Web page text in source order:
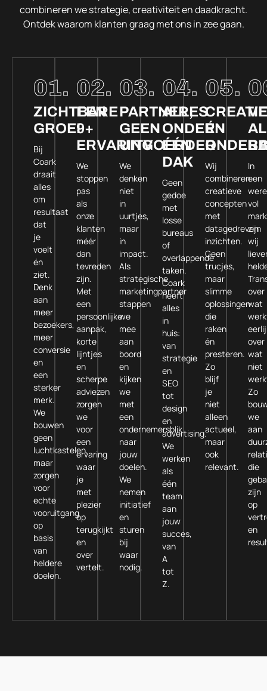
combineren we strategie, creativiteit en daadkracht.
Ontdek waarom klanten graag met ons in zee gaan.
01.
ZICHTBARE
GROEI
Bij
Coark
draait
alles
om
resultaat
dat
je
voelt
én
ziet.
Denk
aan
meer
bezoekers,
meer
conversie
en
een
sterker
merk.
We
bouwen
geen
luchtkastelen,
maar
zorgen
voor
echte
vooruitgang
op
basis
van
heldere
doelen.
02.
EEN
9+
ERVARING
We
stoppen
pas
als
onze
klanten
méér
dan
tevreden
zijn.
Met
een
persoonlijke
aanpak,
korte
lijntjes
en
scherpe
adviezen
zorgen
we
voor
een
ervaring
waar
je
met
plezier
op
terugkijkt
en
over
vertelt.
03.
PARTNER,
GEEN
UITVOERDER
We
denken
niet
in
uurtjes,
maar
in
impact.
Als
strategische
marketingpartner
stappen
we
mee
aan
boord
en
kijken
we
met
een
ondernemersblik
naar
jouw
doelen.
We
nemen
initiatief
en
sturen
bij
waar
nodig.
04.
ALLES
ONDER
ÉÉN
DAK
Geen
gedoe
met
losse
bureaus
of
overlappende
taken.
Coark
heeft
alles
in
huis:
van
strategie
en
SEO
tot
design
en
advertising.
We
werken
als
één
team
aan
jouw
succes,
van
A
tot
Z.
05.
ÉN
Wij
combineren
creatieve
concepten
met
datagedreven
inzichten.
Geen
trucjes,
maar
slimme
oplossingen
die
raken
én
presteren.
Zo
blijf
je
niet
alleen
actueel,
maar
ook
relevant.
In
een
vol
zijn
wij
over
wat
over
wat
niet
Zo
we
aan
die
zijn
op
en